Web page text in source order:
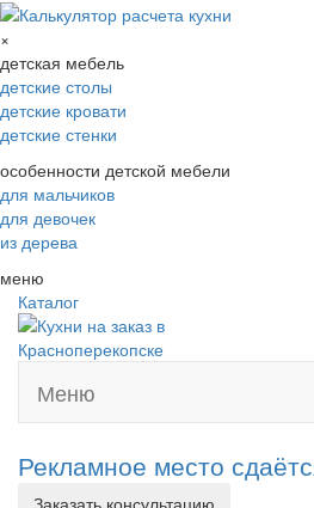
×
детская мебель
детские столы
детские кровати
детские стенки
особенности детской мебели
для мальчиков
для девочек
из дерева
меню
Каталог
Меню
Рекламное место